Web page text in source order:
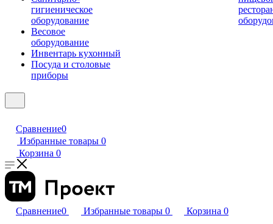
гигиеническое
оборудование
Весовое
оборудование
Инвентарь кухонный
Посуда и столовые
приборы
Сравнение0
Избранные товары 0
Корзина 0
Сравнение0 Избранные товары 0 Корзина 0